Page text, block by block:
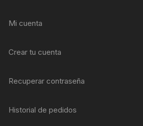
Mi cuenta
Crear tu cuenta
Recuperar contraseña
Historial de pedidos